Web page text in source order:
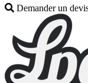
Demander un